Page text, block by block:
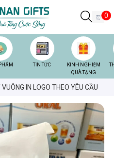
0
TIN TỨC
KINH NGHIỆM
QUÀ TẶNG
VUÔNG IN LOGO THEO YÊU CẦU